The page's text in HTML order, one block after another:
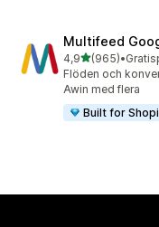
Multifeed
4,9av 5 stjärnor
(965)
965 recensioner
•
Flöden och
Awin med flera
Built for